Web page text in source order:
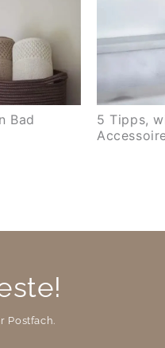
Bad
5 Tipps,
Postfach.